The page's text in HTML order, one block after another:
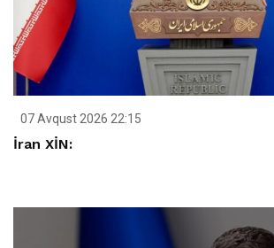
07 Avqust 2026 22:15
İran XİN: